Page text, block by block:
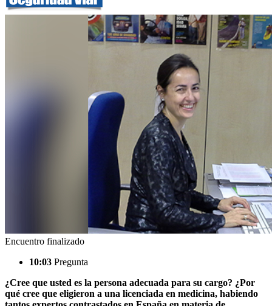
Encuentro finalizado
10:03 Pregunta
¿Cree que usted es la persona adecuada para su cargo? ¿Por
qué cree que eligieron a una licenciada en medicina, habiendo